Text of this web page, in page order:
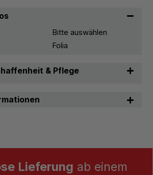
Bitte auswählen
Folia
& Pflege
Lieferung ab einem